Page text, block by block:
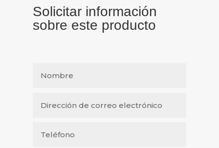
Solicitar información
sobre este producto